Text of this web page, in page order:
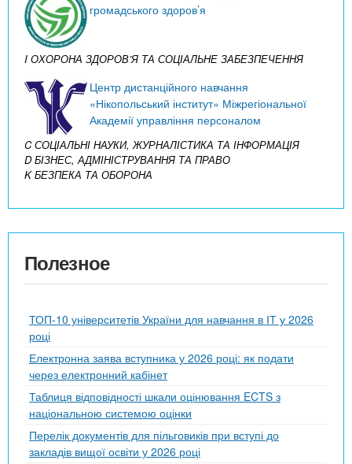
громадського здоров’я
I ОХОРОНА ЗДОРОВ’Я ТА СОЦІАЛЬНЕ ЗАБЕЗПЕЧЕННЯ
Центр дистанційного навчання
«Нікопольський інститут» Міжрегіональної
Академії управління персоналом
C СОЦІАЛЬНІ НАУКИ, ЖУРНАЛІСТИКА ТА ІНФОРМАЦІЯ
D БІЗНЕС, АДМІНІСТРУВАННЯ ТА ПРАВО
K БЕЗПЕКА ТА ОБОРОНА
Полезное
ТОП-10 університетів України для навчання в ІТ у 2026
році
Електронна заява вступника у 2026 році: як подати
через електронний кабінет
Таблиця відповідності шкали оцінювання ECTS з
національною системою оцінки
Перелік документів для пільговиків при вступі до
закладів вищої освіти у 2026 році